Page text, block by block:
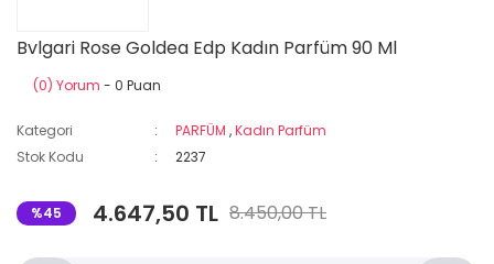
Bvlgari Rose Goldea Edp Kadın Parfüm 90 Ml
(0) Yorum - 0 Puan
Kategori PARFÜM ,Kadın Parfüm
Stok Kodu
2237
%45 4.647,50 TL 8.450,00 TL